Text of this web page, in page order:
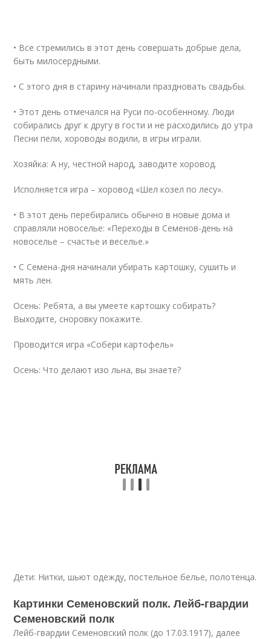
• Все стремились в этот день совершать добрые дела,
быть милосердными.
• С этого дня в старину начинали праздновать свадьбы.
• Этот день отмечался на Руси по-особенному. Люди
собирались друг к другу в гости и не расходились до утра
Песни пели, хороводы водили, в игры играли.
Хозяйка: А ну, честной народ, заводите хоровод.
Исполняется игра – хоровод «Шел козел по лесу».
• В этот день перебирались обычно в новые дома и
справляли новоселье: «Переходы в Семенов-день на
новоселье – счастье и веселье.»
• С Семена-дня начинали убирать картошку, сушить и
мять лен.
Осень: Ребята, а вы умеете картошку собирать?
Выходите, сноровку покажите.
Проводится игра «Собери картофель»
Осень: Что делают изо льна, вы знаете?
Дети: Нитки, шьют одежду, постельное белье, полотенца.
Картинки Семеновский полк. Лейб-гвардии
Семеновский полк
Лейб-гвардии Семеновский полк (до 17.03.1917), далее